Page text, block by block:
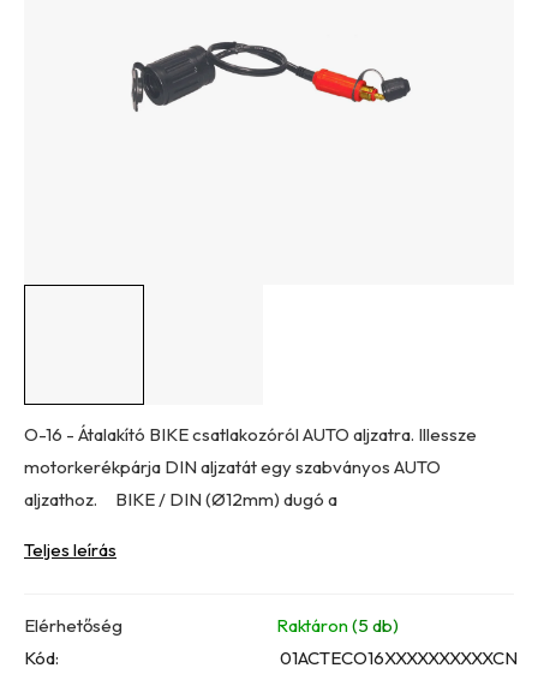
O-16 - Átalakító BIKE csatlakozóról AUTO aljzatra. Illessze
motorkerékpárja DIN aljzatát egy szabványos AUTO
aljzathoz. BIKE / DIN (Ø12mm) dugó a
Teljes leírás
Elérhetőség Raktáron(5 db)
Kód:
01ACTECO16XXXXXXXXXXCN